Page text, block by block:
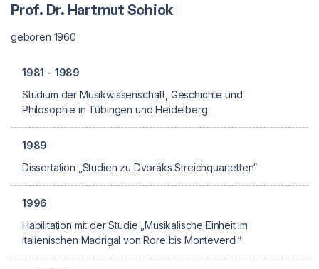
Prof. Dr. Hartmut Schick
geboren 1960
1981 - 1989
Studium der Musikwissenschaft, Geschichte und
Philosophie in Tübingen und Heidelberg
1989
Dissertation „Studien zu Dvoráks Streichquartetten“
1996
Habilitation mit der Studie „Musikalische Einheit im
italienischen Madrigal von Rore bis Monteverdi“